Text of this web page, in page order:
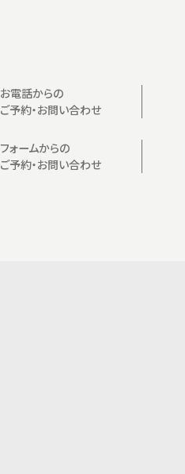
お電話からの
ご予約・お問い合わせ
フォームからの
ご予約・お問い合わせ